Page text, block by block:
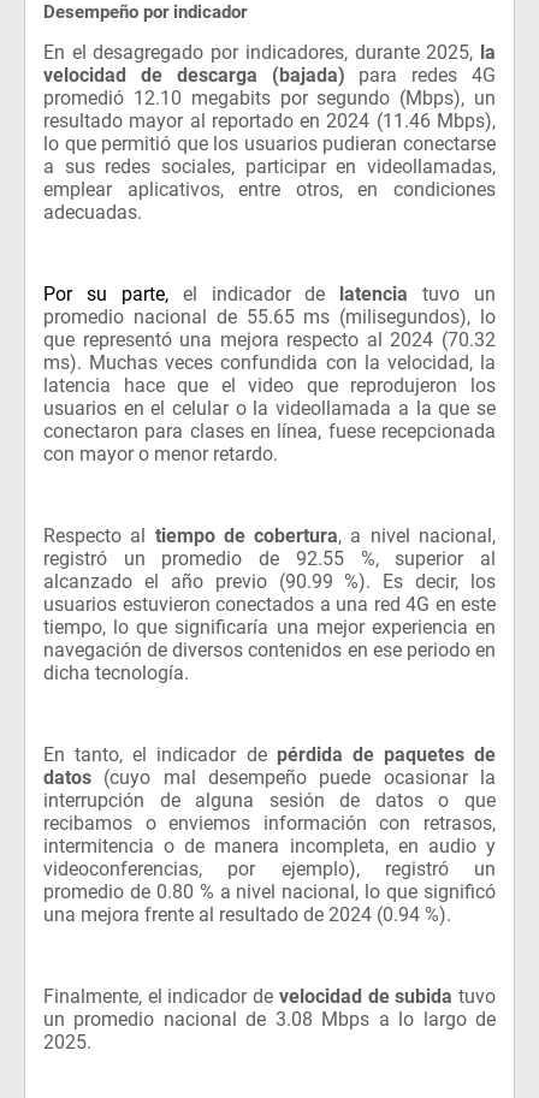
Desempeño por indicador
En el desagregado por indicadores, durante 2025, la
velocidad de descarga (bajada) para redes 4G
promedió 12.10 megabits por segundo (Mbps), un
resultado mayor al reportado en 2024 (11.46 Mbps),
lo que permitió que los usuarios pudieran conectarse
a sus redes sociales, participar en videollamadas,
emplear aplicativos, entre otros, en condiciones
adecuadas.
Por su parte, el indicador de latencia
tuvo un
promedio nacional de 55.65 ms (milisegundos), lo
que representó una mejora respecto al 2024 (70.32
ms). Muchas veces confundida con la velocidad, la
latencia hace que el video que reprodujeron los
usuarios en el celular o la videollamada a la que se
conectaron para clases en línea, fuese recepcionada
con mayor o menor retardo.
Respecto al tiempo de cobertura, a nivel nacional,
registró un promedio de 92.55 %, superior al
alcanzado el año previo (90.99 %). Es decir, los
usuarios estuvieron conectados a una red 4G en este
tiempo, lo que significaría una mejor experiencia en
navegación de diversos contenidos en ese periodo en
dicha tecnología.
En tanto, el indicador de pérdida de paquetes de
datos (cuyo mal desempeño puede ocasionar la
interrupción de alguna sesión de datos o que
recibamos o enviemos información con retrasos,
intermitencia o de manera incompleta, en audio y
videoconferencias, por ejemplo), registró un
promedio de 0.80 % a nivel nacional, lo que significó
una mejora frente al resultado de 2024 (0.94 %).
Finalmente, el indicador de velocidad de subida tuvo
un promedio nacional de 3.08 Mbps a lo largo de
2025.